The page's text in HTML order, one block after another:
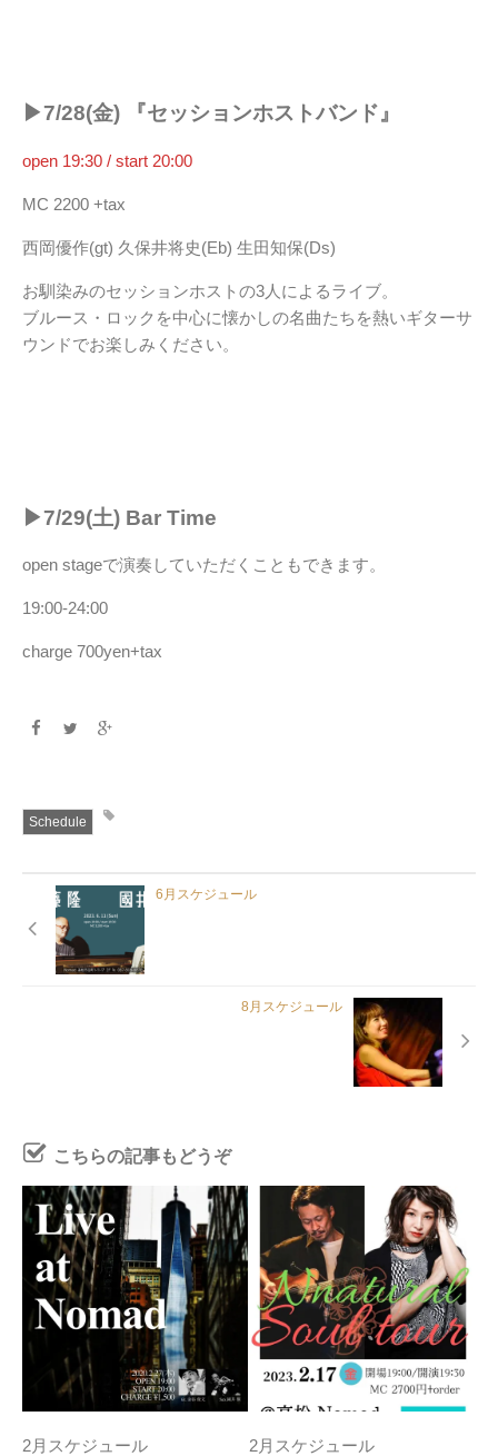
▶︎7/28(金) 『セッションホストバンド』
open 19:30 / start 20:00
MC 2200 +tax
西岡優作(gt) 久保井将史(Eb) 生田知保(Ds)
お馴染みのセッションホストの3人によるライブ。
ブルース・ロックを中心に懐かしの名曲たちを熱いギターサ
ウンドでお楽しみください。
▶︎7/29(土) Bar Time
open stageで演奏していただくこともできます。
19:00-24:00
charge 700yen+tax
Schedule
6月スケジュール
8月スケジュール
こちらの記事もどうぞ
2月スケジュール 2月スケジュール